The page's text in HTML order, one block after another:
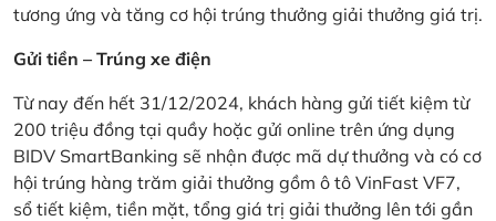
tương ứng và tăng cơ hội trúng thưởng giải thưởng giá trị.
Gửi tiền – Trúng xe điện
Từ nay đến hết 31/12/2024, khách hàng gửi tiết kiệm từ
200 triệu đồng tại quầy hoặc gửi online trên ứng dụng
BIDV SmartBanking sẽ nhận được mã dự thưởng và có cơ
hội trúng hàng trăm giải thưởng gồm ô tô VinFast VF7,
sổ tiết kiệm, tiền mặt, tổng giá trị giải thưởng lên tới gần